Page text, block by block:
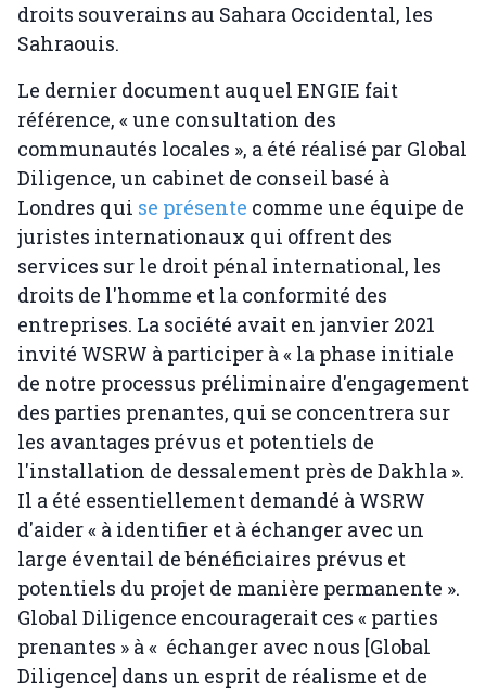
droits souverains au Sahara Occidental, les
Sahraouis.
Le dernier document auquel ENGIE fait
référence, « une consultation des
communautés locales », a été réalisé par Global
Diligence, un cabinet de conseil basé à
Londres qui se présente comme une équipe de
juristes internationaux qui offrent des
services sur le droit pénal international, les
droits de l'homme et la conformité des
entreprises. La société avait en janvier 2021
invité WSRW à participer à « la phase initiale
de notre processus préliminaire d'engagement
des parties prenantes, qui se concentrera sur
les avantages prévus et potentiels de
l'installation de dessalement près de Dakhla ».
Il a été essentiellement demandé à WSRW
d'aider « à identifier et à échanger avec un
large éventail de bénéficiaires prévus et
potentiels du projet de manière permanente ».
Global Diligence encouragerait ces « parties
prenantes » à « échanger avec nous [Global
Diligence] dans un esprit de réalisme et de